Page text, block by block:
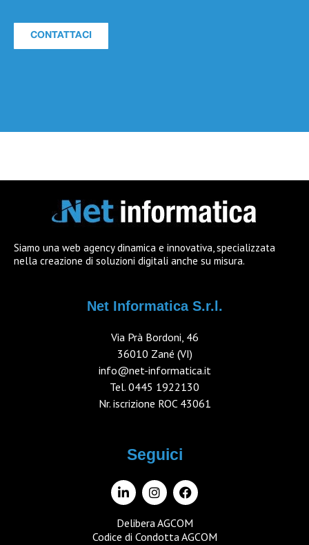
CONTATTACI
Siamo una web agency dinamica e innovativa, specializzata
nella creazione di soluzioni digitali anche su misura.
Net Informatica S.r.l.
Via Prà Bordoni, 46
36010 Zané (VI)
info@net-informatica.it
Tel. 0445 1922130
Nr. iscrizione ROC 43061
Seguici
Delibera AGCOM
Codice di Condotta AGCOM